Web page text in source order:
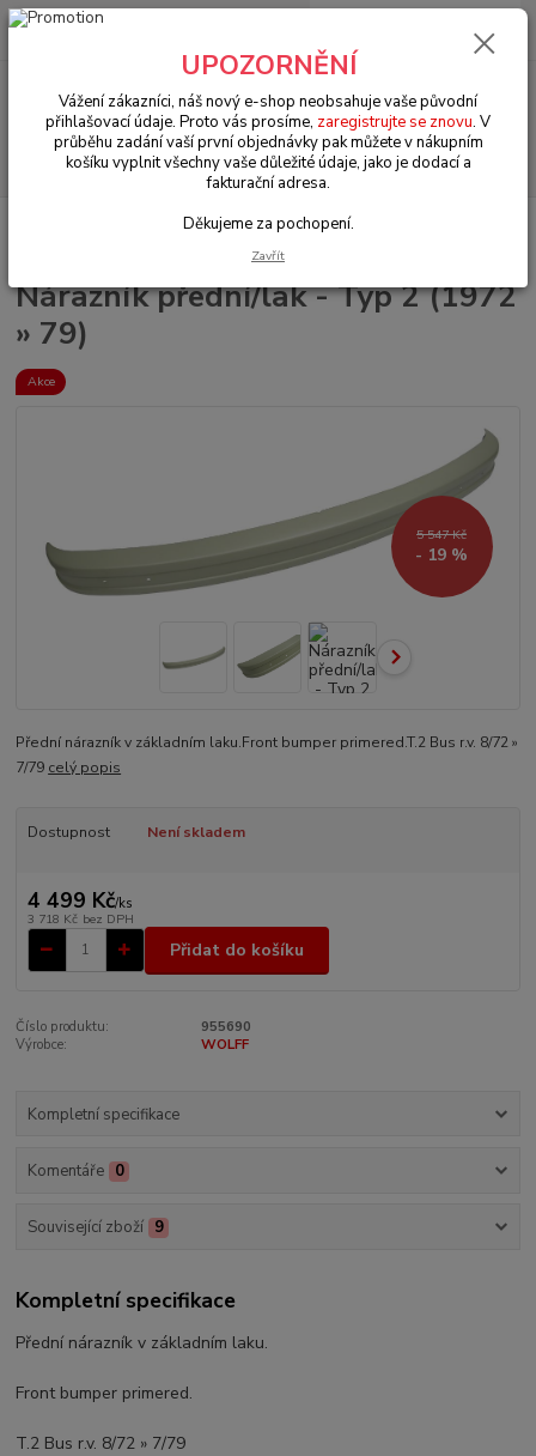
Menu
Hledat
+420 602 330 329
0 Kč
VW Bus Typ 2 (1967 » 79) Nárazníky (Bumpers)
Nárazník přední/lak - Typ 2 (1972
» 79)
Akce
5 547 Kč
- 19 %
Přední nárazník v základním laku.Front bumper primered.T.2 Bus r.v. 8/72 »
7/79 celý popis
Dostupnost Není skladem
4 499 Kč/ks
3 718 Kč bez DPH
Přidat do košíku
Číslo produktu:
955690
Výrobce:
WOLFF
Kompletní specifikace
Komentáře 0
Související zboží 9
Kompletní specifikace
Přední nárazník v základním laku.
Front bumper primered.
T.2 Bus r.v. 8/72 » 7/79
UPOZORNĚNÍ
Vážení zákazníci, náš nový e-shop neobsahuje vaše původní
přihlašovací údaje. Proto vás prosíme, zaregistrujte se znovu. V
průběhu zadání vaší první objednávky pak můžete v nákupním
košíku vyplnit všechny vaše důležité údaje, jako je dodací a
fakturační adresa.
Děkujeme za pochopení.
Zavřít